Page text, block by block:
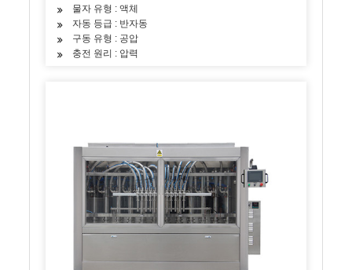
물자 유형 : 액체
자동 등급 : 반자동
구동 유형 : 공압
충전 원리 : 압력